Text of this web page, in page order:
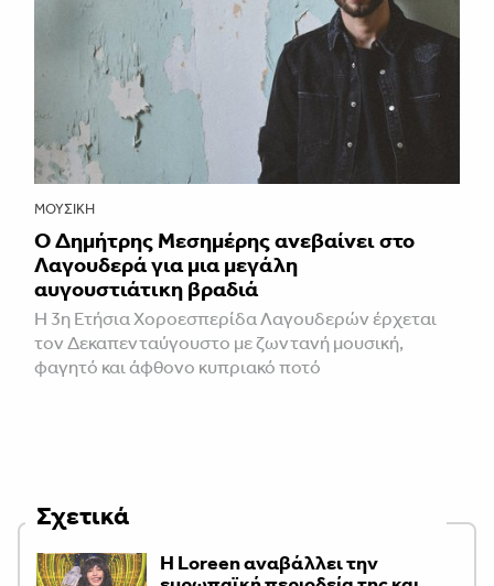
ΜΟΥΣΙΚΉ
Ο Δημήτρης Μεσημέρης ανεβαίνει στο
Λαγουδερά για μια μεγάλη
αυγουστιάτικη βραδιά
Η 3η Ετήσια Χοροεσπερίδα Λαγουδερών έρχεται
τον Δεκαπενταύγουστο με ζωντανή μουσική,
φαγητό και άφθονο κυπριακό ποτό
Σχετικά
Η Loreen αναβάλλει την